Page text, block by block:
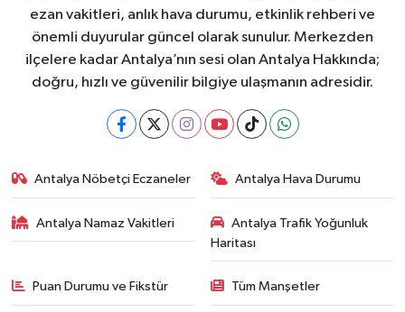
ezan vakitleri, anlık hava durumu, etkinlik rehberi ve
önemli duyurular güncel olarak sunulur. Merkezden
ilçelere kadar Antalya’nın sesi olan Antalya Hakkında;
doğru, hızlı ve güvenilir bilgiye ulaşmanın adresidir.
Antalya Nöbetçi Eczaneler Antalya Hava Durumu
Antalya Namaz Vakitleri
Antalya Trafik Yoğunluk
Haritası
Puan Durumu ve Fikstür Tüm Manşetler